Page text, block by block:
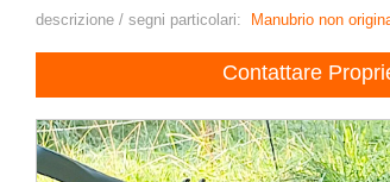
descrizione / segni particolari:
Manubrio non
Contattare